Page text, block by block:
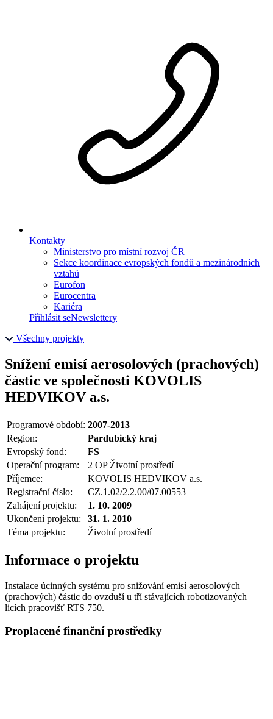
Kontakty
Ministerstvo pro místní rozvoj ČR
Sekce koordinace evropských fondů a mezinárodních
vztahů
Eurofon
Eurocentra
Kariéra
Přihlásit seNewslettery
Všechny projekty
Snížení emisí aerosolových (prachových)
částic ve společnosti KOVOLIS
HEDVIKOV a.s.
Programové období: 2007-2013
Region:
Pardubický kraj
Evropský fond:
FS
Operační program:
2 OP Životní prostředí
Příjemce:
KOVOLIS HEDVIKOV a.s.
Registrační číslo:
CZ.1.02/2.2.00/07.00553
Zahájení projektu:
1. 10. 2009
Ukončení projektu:
31. 1. 2010
Téma projektu:
Životní prostředí
Informace o projektu
Instalace úcinných systému pro snižování emisí aerosolových
(prachových) částic do ovzduší u tří stávajících robotizovaných
licích pracovišť RTS 750.
Proplacené finanční prostředky